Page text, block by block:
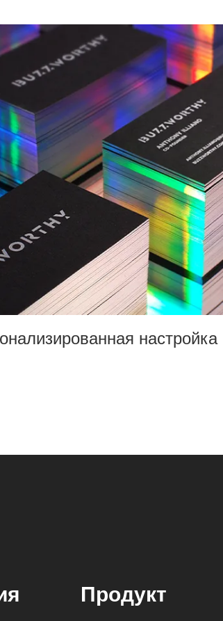
настройка
Продукт